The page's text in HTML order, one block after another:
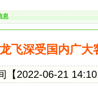
息
龙飞深受国内广
【2022-06-21